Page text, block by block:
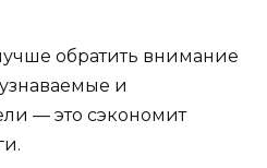
обратить внимание
и
— это сэкономит